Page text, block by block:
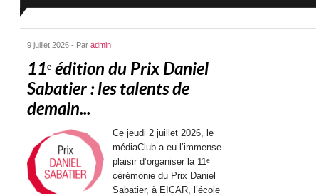
9 juillet 2026 - Paradmin
11ᵉ édition du Prix Daniel
Sabatier : les talents de
demain...
Ce jeudi 2 juillet 2026, le
médiaClub a eu l’immense
plaisir d’organiser la 11ᵉ
cérémonie du Prix Daniel
Sabatier, à EICAR, l’école